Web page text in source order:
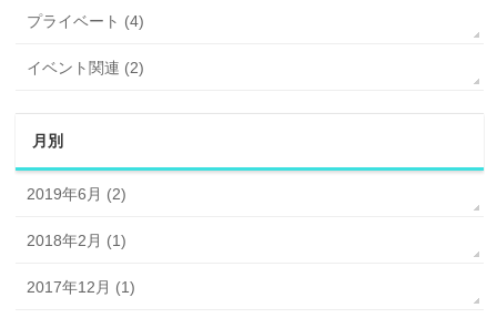
プライベート (4)
イベント関連 (2)
月別
2019年6月 (2)
2018年2月 (1)
2017年12月 (1)